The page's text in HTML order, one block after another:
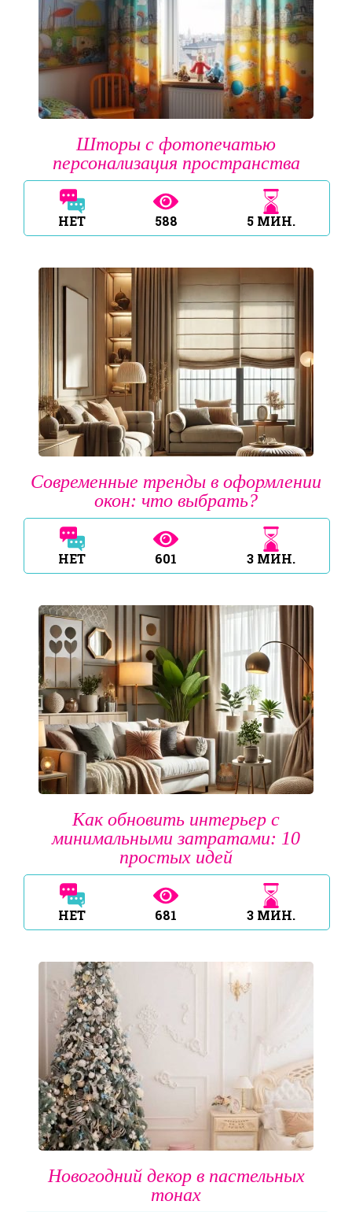
Шторы с фотопечатью
персонализация пространства
НЕТ 588 5 МИН.
Современные тренды в оформлении
окон: что выбрать?
НЕТ 601 3 МИН.
Как обновить интерьер с
минимальными затратами: 10
простых идей
НЕТ 681 3 МИН.
Новогодний декор в пастельных
тонах